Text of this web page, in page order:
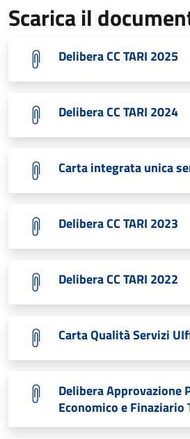
Scarica il
Delibera CC TARI 2025
Delibera CC TARI 2024
Carta integrata unica
Delibera CC TARI 2023
Delibera CC TARI 2022
Carta Qualità Servizi
Delibera Approvazione
Economico e Finaziario